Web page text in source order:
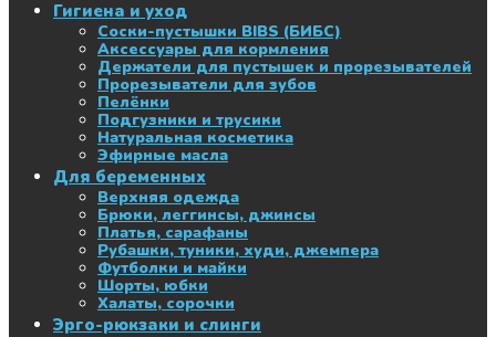
Гигиена и уход
Соски-пустышки BIBS (БИБС)
Аксессуары для кормления
Держатели для пустышек и прорезывателей
Прорезыватели для зубов
Пелёнки
Подгузники и трусики
Натуральная косметика
Эфирные масла
Для беременных
Верхняя одежда
Брюки, леггинсы, джинсы
Платья, сарафаны
Рубашки, туники, худи, джемпера
Футболки и майки
Шорты, юбки
Халаты, сорочки
Эрго-рюкзаки и слинги